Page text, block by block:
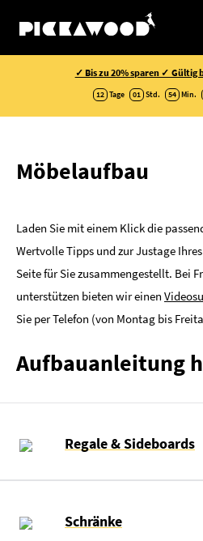
✓ Bis zu 20% sparen ✓ Gültig
12 Tage 01 Std. 54 Min.
Möbelaufbau
Laden Sie mit einem Klick die
Wertvolle Tipps und zur Justage
Seite für Sie zusammengestellt. Bei
unterstützen bieten wir einen
Sie per Telefon (von Montag bis
Aufbauanleitung
Regale & Sideboards
Schränke